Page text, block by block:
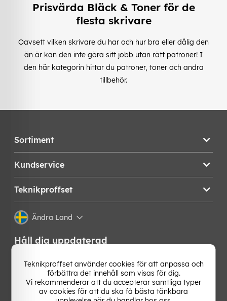
Prisvärda Bläck & Toner för de
flesta skrivare
Oavsett vilken skrivare du har och hur bra eller dålig den
än är kan den inte göra sitt jobb utan rätt patroner! I
den här kategorin hittar du patroner, toner och andra
tillbehör.
Sortiment
Kundservice
Teknikproffset
Ändra Land
Håll dig uppdaterad
Få de senaste nyheterna, hetaste erbjudandena och
bästa tipsen från oss direkt i din mejlkorg. Signa upp på
vårt nyhetsbrev!
Teknikproffset använder cookies för att anpassa och
förbättra det innehåll som visas för dig.
Vi rekommenderar att du accepterar samtliga typer
av cookies för att du ska få bästa tänkbara